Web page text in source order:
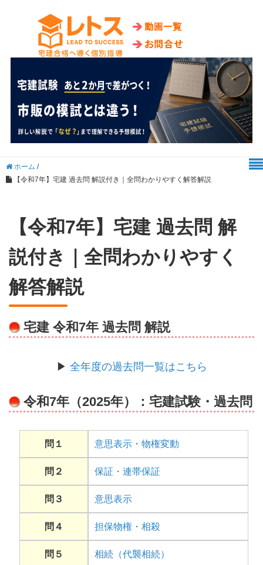
ホーム /
【令和7年】宅建 過去問 解説付き｜全問わかりやすく解答解説
【令和7年】宅建 過去問 解
説付き｜全問わかりやすく
解答解説
宅建 令和7年 過去問 解説
▶ 全年度の過去問一覧はこちら
令和7年（2025年）：宅建試験・過去問
問１ 意思表示・物権変動
問２ 保証・連帯保証
問３ 意思表示
問４ 担保物権・相殺
問５ 相続（代襲相続）